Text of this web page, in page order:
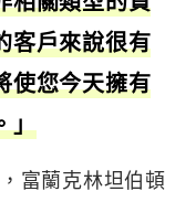
客戶來說很有
使您今天擁有
」
富蘭克林坦伯頓